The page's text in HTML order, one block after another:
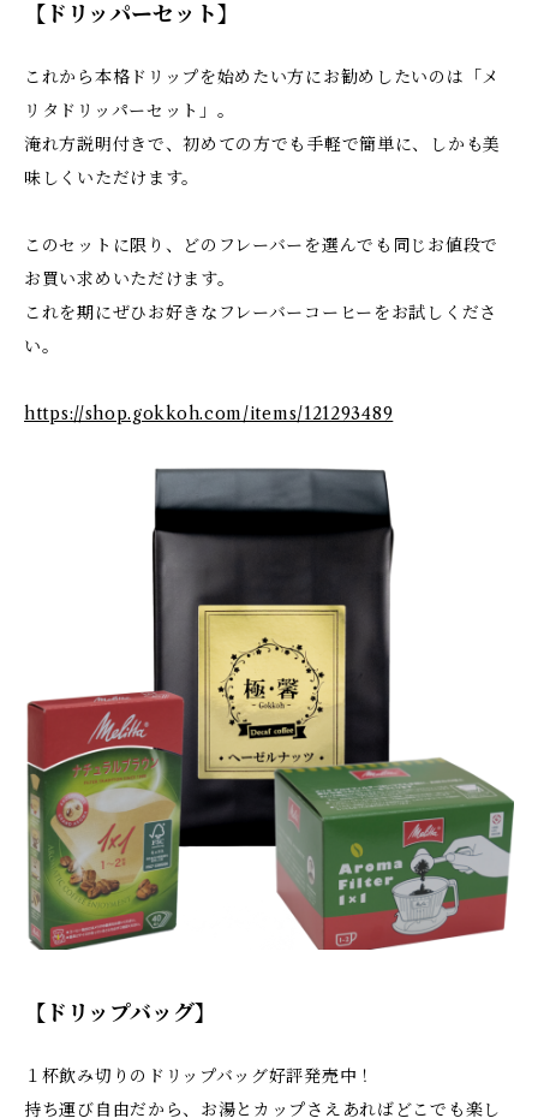
【ドリッパーセット】
これから本格ドリップを始めたい方にお勧めしたいのは「メ
リタドリッパーセット」。
淹れ方説明付きで、初めての方でも手軽で簡単に、しかも美
味しくいただけます。
このセットに限り、どのフレーバーを選んでも同じお値段で
お買い求めいただけます。
これを期にぜひお好きなフレーバーコーヒーをお試しくださ
い。
https://shop.gokkoh.com/items/121293489
【ドリップバッグ】
１杯飲み切りのドリップバッグ好評発売中！
持ち運び自由だから、お湯とカップさえあればどこでも楽し